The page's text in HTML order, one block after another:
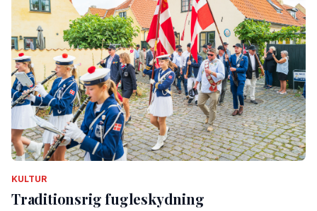
KULTUR
Traditionsrig fugleskydning